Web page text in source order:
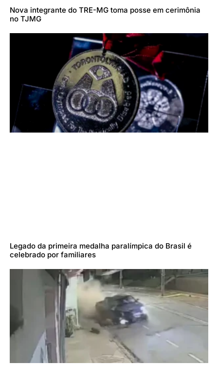
Nova integrante do TRE-MG toma posse em cerimônia
no TJMG
Legado da primeira medalha paralímpica do Brasil é
celebrado por familiares